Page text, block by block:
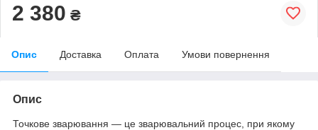
2 380 ₴
Опис Доставка Оплата Умови повернення
Опис
Точкове зварювання — це зварювальний процес, при якому